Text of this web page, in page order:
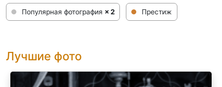
Популярная фотография × 2 Престиж
Лучшие фото